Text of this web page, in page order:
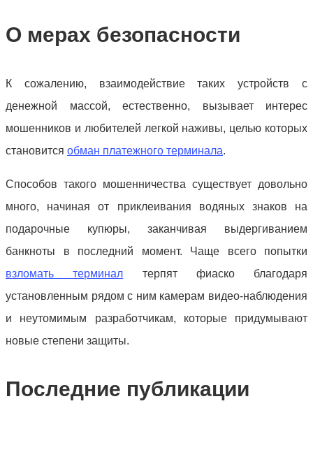
О мерах безопасности
К сожалению, взаимодействие таких устройств с
денежной массой, естественно, вызывает интерес
мошенников и любителей легкой наживы, целью которых
становится обман платежного терминала.
Способов такого мошенничества существует довольно
много, начиная от приклеивания водяных знаков на
подарочные купюры, заканчивая выдергиванием
банкноты в последний момент. Чаще всего попытки
взломать терминал терпят фиаско благодаря
установленным рядом с ним камерам видео-наблюдения
и неутомимым разработчикам, которые придумывают
новые степени защиты.
Последние публикации